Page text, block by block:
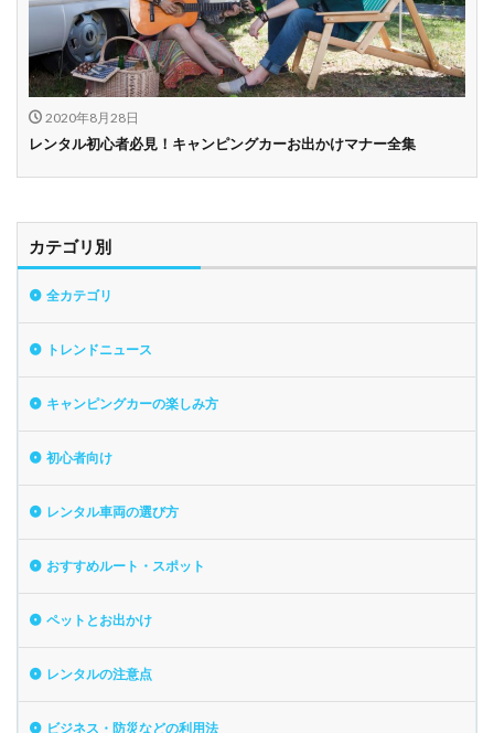
2020年8月28日
レンタル初心者必見！キャンピングカーお出かけマナー全集
カテゴリ別
全カテゴリ
トレンドニュース
キャンピングカーの楽しみ方
初心者向け
レンタル車両の選び方
おすすめルート・スポット
ペットとお出かけ
レンタルの注意点
ビジネス・防災などの利用法